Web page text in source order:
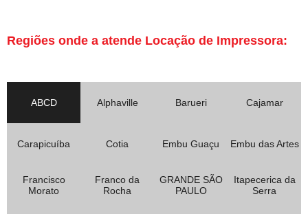
Regiões onde a atende Locação de Impressora:
ABCD Alphaville Barueri Cajamar
Carapicuíba Cotia Embu Guaçu Embu das Artes
Francisco
Morato
Franco da
Rocha
GRANDE SÃO
PAULO
Itapecerica da
Serra